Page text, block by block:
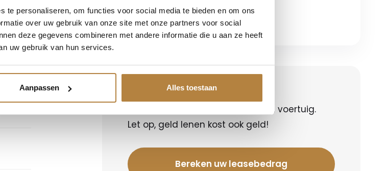
te personaliseren, om functies voor social media te bieden en om ons
over uw gebruik van onze site met onze partners voor social
deze gegevens combineren met andere informatie die u aan ze heeft
uw gebruik van hun services.
Aanpassen Alles toestaan
Bereken uw leasebedrag
Bereken het leasebedrag voor dit voertuig.
Let op, geld lenen kost ook geld!
Bereken uw leasebedrag